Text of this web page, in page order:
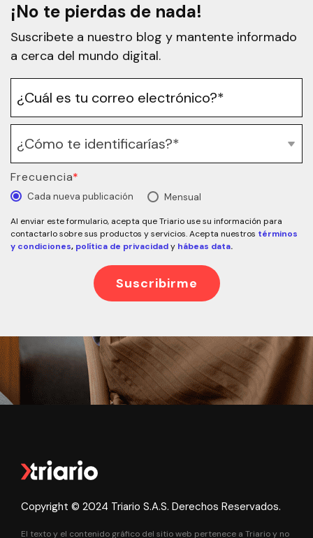
¡No te pierdas de nada!
Suscribete a nuestro blog y mantente informado
a cerca del mundo digital.
Frecuencia*
Cada nueva publicación Mensual
Al enviar este formulario, acepta que Triario use su información para
contactarlo sobre sus productos y servicios. Acepta nuestros términos
y condiciones, política de privacidady hábeas data.
Copyright © 2024 Triario S.A.S. Derechos Reservados.
El texto y el contenido gráfico del sitio web pertenece a Triario y no